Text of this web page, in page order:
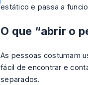
estático e passa a
O que “abrir o
As pessoas costumam
fácil de encontrar e
separados.